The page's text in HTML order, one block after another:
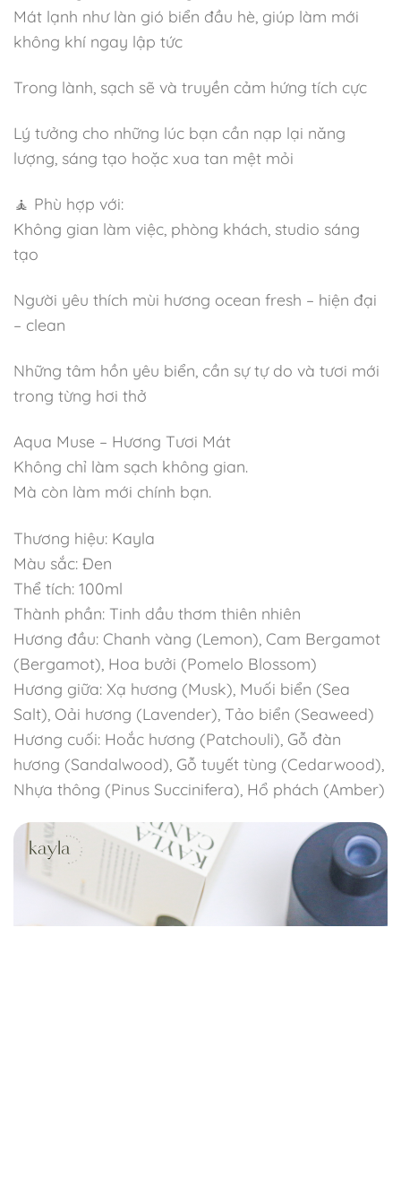
Mát lạnh như làn gió biển đầu hè, giúp làm mới
không khí ngay lập tức
Trong lành, sạch sẽ và truyền cảm hứng tích cực
Lý tưởng cho những lúc bạn cần nạp lại năng
lượng, sáng tạo hoặc xua tan mệt mỏi
🧘 Phù hợp với:
Không gian làm việc, phòng khách, studio sáng
tạo
Người yêu thích mùi hương ocean fresh – hiện đại
– clean
Những tâm hồn yêu biển, cần sự tự do và tươi mới
trong từng hơi thở
Aqua Muse – Hương Tươi Mát
Không chỉ làm sạch không gian.
Mà còn làm mới chính bạn.
Thương hiệu: Kayla
Màu sắc: Đen
Thể tích: 100ml
Thành phần: Tinh dầu thơm thiên nhiên
Hương đầu: Chanh vàng (Lemon), Cam Bergamot
(Bergamot), Hoa bưởi (Pomelo Blossom)
Hương giữa: Xạ hương (Musk), Muối biển (Sea
Salt), Oải hương (Lavender), Tảo biển (Seaweed)
Hương cuối: Hoắc hương (Patchouli), Gỗ đàn
hương (Sandalwood), Gỗ tuyết tùng (Cedarwood),
Nhựa thông (Pinus Succinifera), Hổ phách (Amber)